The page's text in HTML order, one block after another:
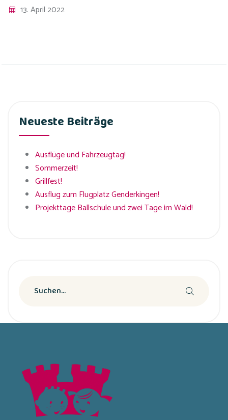
13. April 2022
Neueste Beiträge
Ausflüge und Fahrzeugtag!
Sommerzeit!
Grillfest!
Ausflug zum Flugplatz Genderkingen!
Projekttage Ballschule und zwei Tage im Wald!